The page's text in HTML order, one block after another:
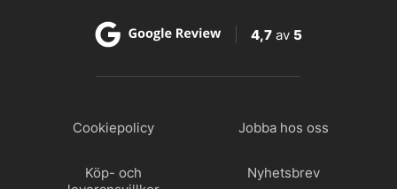
4,7 av 5
Cookiepolicy Jobba hos oss
Köp- och
Nyhetsbrev